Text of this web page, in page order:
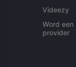
Videezy
Word een
provider